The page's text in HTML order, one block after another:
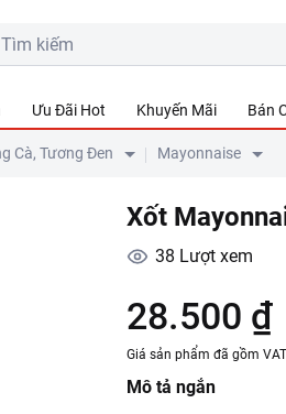
Ưu Đãi Hot Khuyến Mãi Bán
Cà, Tương Đen Mayonnaise
Xốt
38 Lượt xem
28.500 ₫
Giá sản phẩm đã gồm
Mô tả ngắn